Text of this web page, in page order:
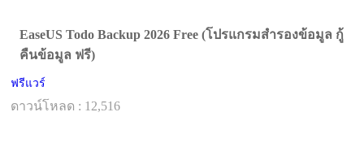
EaseUS Todo Backup 2026 Free (โปรแกรมสำรองข้อมูล กู้
คืนข้อมูล ฟรี)
ฟรีแวร์
ดาวน์โหลด : 12,516